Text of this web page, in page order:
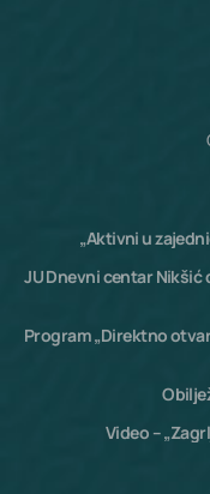
„Aktivni u
JU Dnevni centar
Program „Direktno
Video –